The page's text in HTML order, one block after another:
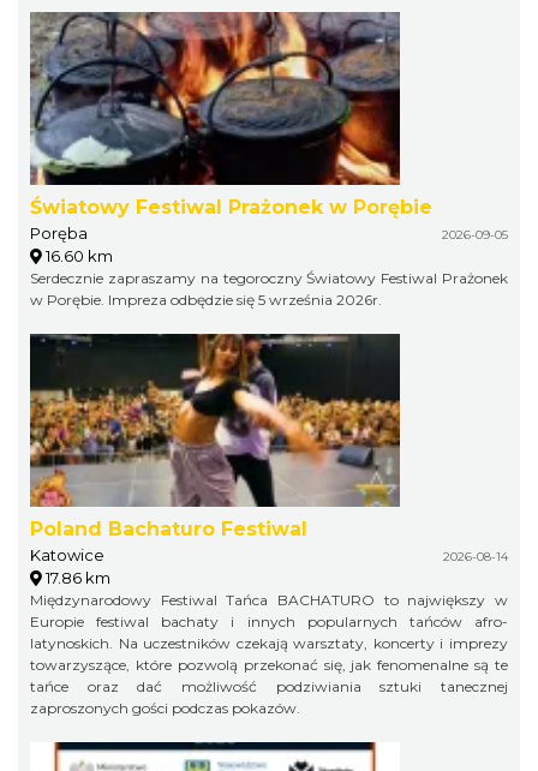
jako Extremalny Ćwierćmaraton Jurajski. Krótszy dystans jest
przeznaczony zarówno dla biegaczy, jak i miłośników nordic
walking. Trasy zostaną przygotowane bezpiecznie, ale zachowają
swój terenowy charakter i zimowy pazur.
Światowy Festiwal Prażonek w Porębie
Poręba 2026-09-05
16.60 km
Serdecznie zapraszamy na tegoroczny Światowy Festiwal Prażonek
w Porębie. Impreza odbędzie się 5 września 2026r.
Poland Bachaturo Festiwal
Katowice 2026-08-14
17.86 km
Międzynarodowy Festiwal Tańca BACHATURO to największy w
Europie festiwal bachaty i innych popularnych tańców afro-
latynoskich. Na uczestników czekają warsztaty, koncerty i imprezy
towarzyszące, które pozwolą przekonać się, jak fenomenalne są te
tańce oraz dać możliwość podziwiania sztuki tanecznej
zaproszonych gości podczas pokazów.